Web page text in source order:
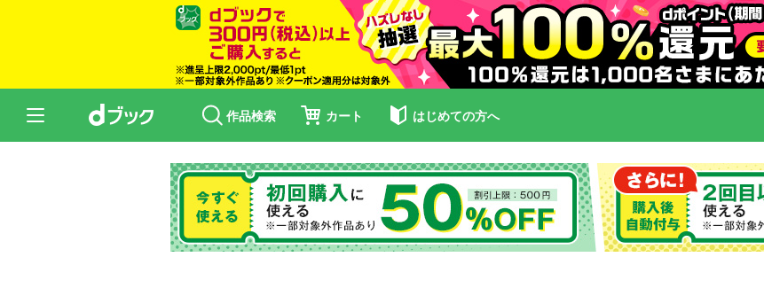
作品検索 カート はじめての方へ